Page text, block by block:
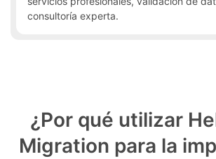
consultoría experta.
¿Por qué utilizar
Migration para la